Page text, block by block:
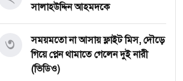
সালাহউদ্দিন আহমদকে
সময়মতো না আসায় ফ্লাইট মিস, দৌড়ে
গিয়ে প্লেন থামাতে গেলেন দুই নারী
(ভিডিও)
৩